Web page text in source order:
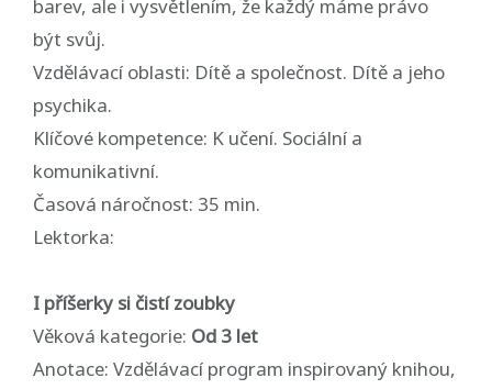
barev, ale i vysvětlením, že každý máme právo
být svůj.
Vzdělávací oblasti: Dítě a společnost. Dítě a jeho
psychika.
Klíčové kompetence: K učení. Sociální a
komunikativní.
Časová náročnost: 35 min.
Lektorka:
I příšerky si čistí zoubky
Věková kategorie: Od 3 let
Anotace: Vzdělávací program inspirovaný knihou,